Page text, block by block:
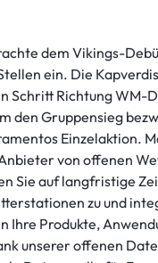
dem Vikings-
ein. Die
Schritt Richtung WM-
den Gruppensieg
Einzelaktion.
von offenen
Sie auf langfristige
zu und
Ihre Produkte,
unserer offenen